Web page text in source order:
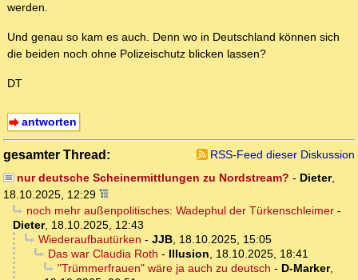
werden.
Und genau so kam es auch. Denn wo in Deutschland können sich
die beiden noch ohne Polizeischutz blicken lassen?
DT
antworten
gesamter Thread:
RSS-Feed dieser Diskussion
nur deutsche Scheinermittlungen zu Nordstream? - Dieter,
18.10.2025, 12:29
noch mehr außenpolitisches: Wadephul der Türkenschleimer-
Dieter, 18.10.2025, 12:43
Wiederaufbautürken - JJB, 18.10.2025, 15:05
Das war Claudia Roth - Illusion, 18.10.2025, 18:41
"Trümmerfrauen" wäre ja auch zu deutsch - D-Marker,